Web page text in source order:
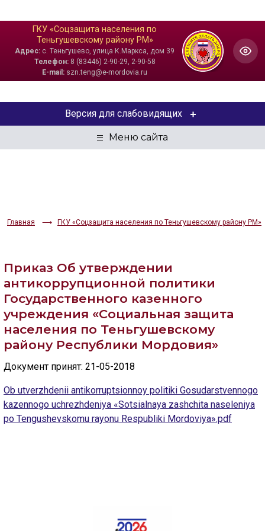
ГКУ «Соцзащита населения по
Теньгушевскому району РМ»
Адрес: с. Теньгушево, улица К.Маркса, дом 39
Телефон:8 (83446) 2-90-29, 2-90-58
E-mail: szn.teng@e-mordovia.ru
Главная ГКУ «Соцзащита населения по Теньгушевскому району РМ»
Версия для слабовидящих
ЦВЕТОВАЯ СХЕМА
Скрыть Ч/б
ГОЛОС
🔊 Включить озвучивание
Настройки по умолчанию
Приказ Об утверждении
антикоррупционной политики
Государственного казенного
учреждения «Социальная защита
населения по Теньгушевскому
району Республики Мордовия»
Документ принят: 21-05-2018
Ob utverzhdenii antikorruptsionnoy politiki Gosudarstvennogo
kazennogo uchrezhdeniya «Sotsialnaya zashchita naseleniya
po Tengushevskomu rayonu Respubliki Mordoviya».pdf